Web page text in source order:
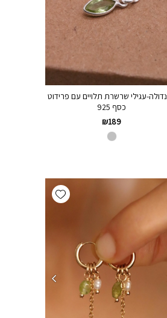
עגילי שרשרת תלויים עם פרידוט
כסף 925
₪189
Add wishlist